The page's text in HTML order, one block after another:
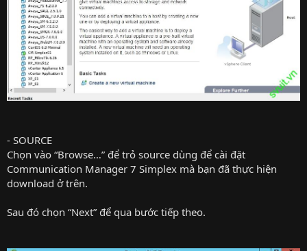
- SOURCE
Chọn vào “Browse…” để trỏ source dùng để cài đặt
Communication Manager 7 Simplex mà bạn đã thực hiện
download ở trên.
Sau đó chọn “Next” để qua bước tiếp theo.